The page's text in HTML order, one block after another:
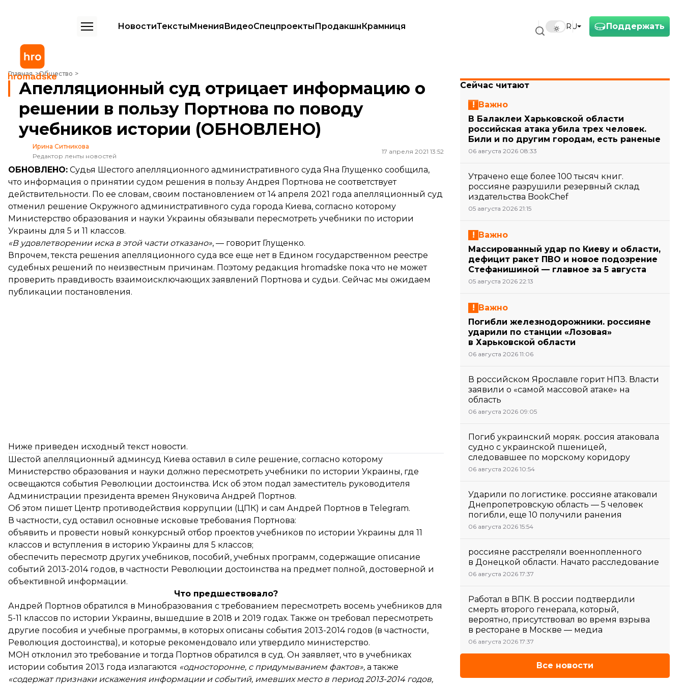
Поддержать
RU
НовостиТекстыМненияВидеоСпецпроектыПродакшнКрамниця
Главная Общество
Апелляционный суд отрицает информацию о решении в пользу Портнова по поводу учебников истории (ОБНОВЛЕНО)
Апелляционный суд отрицает информацию о
решении в пользу Портнова по поводу
учебников истории (ОБНОВЛЕНО)
Ирина Ситникова
Редактор ленты новостей
17 апреля 2021 13:52
ОБНОВЛЕНО: Судья Шестого апелляционного административного суда Яна Глущенко сообщила,
что информация о принятии судом решения в пользу Андрея Портнова не соответствует
действительности. По ее словам, своим постановлением от 14 апреля 2021 года апелляционный суд
отменил решение Окружного административного суда города Киева, согласно которому
Министерство образования и науки Украины обязывали пересмотреть учебники по истории
Украины для 5 и 11 классов.
«В удовлетворении иска в этой части отказано», — говорит Глущенко.
Впрочем, текста решения апелляционного суда все еще нет в Едином государственном реестре
судебных решений по неизвестным причинам. Поэтому редакция hromadske пока что не может
проверить правдивость взаимоисключающих заявлений Портнова и судьи. Сейчас мы ожидаем
публикации постановления.
Ниже приведен исходный текст новости.
Шестой апелляционный админсуд Киева оставил в силе решение, согласно которому
Министерство образования и науки должно пересмотреть учебники по истории Украины, где
освещаются события Революции достоинства. Иск об этом подал заместитель руководителя
Администрации президента времен Януковича Андрей Портнов.
Об этом пишетЦентр противодействия коррупции (ЦПК) и сам Андрей Портнов в Telegram.
В частности, суд оставил основные исковые требования Портнова:
объявить и провести новый конкурсный отбор проектов учебников по истории Украины для 11
классов и вступления в историю Украины для 5 классов;
обеспечить пересмотр других учебников, пособий, учебных программ, содержащие описание
событий 2013-2014 годов, в частности Революции достоинства на предмет полной, достоверной и
объективной информации.
Что предшествовало?
Андрей Портнов обратился в Минобразования с требованием пересмотреть восемь учебников для
5-11 классов по истории Украины, вышедшие в 2018 и 2019 годах. Также он требовал пересмотреть
другие пособия и учебные программы, в которых описаны события 2013-2014 годов (в частности,
Революция достоинства), и которые рекомендовало или утвердило министерство.
МОН отклонил это требование и тогда Портнов обратился в суд. Он заявляет, что в учебниках
истории события 2013 года излагаются «односторонне, с придумыванием фактов», а также
«содержат признаки искажения информации и событий, имевших место в период 2013-2014 годов,
Сейчас читают
Важно
В Балаклеи Харьковской области
российская атака убила трех человек.
Били и по другим городам, есть раненые
06 августа 2026 08:33
Утрачено еще более 100 тысяч книг.
россияне разрушили резервный склад
издательства BookChef
05 августа 2026 21:15
Важно
Массированный удар по Киеву и области,
дефицит ракет ПВО и новое подозрение
Стефанишиной — главное за 5 августа
05 августа 2026 22:13
Важно
Погибли железнодорожники. россияне
ударили по станции «Лозовая»
в Харьковской области
06 августа 2026 11:06
В российском Ярославле горит НПЗ. Власти
заявили о «самой массовой атаке» на
область
06 августа 2026 09:05
Погиб украинский моряк. россия атаковала
судно с украинской пшеницей,
следовавшее по морскому коридору
06 августа 2026 10:54
Ударили по логистике. россияне атаковали
Днепропетровскую область — 5 человек
погибли, еще 10 получили ранения
06 августа 2026 15:54
россияне расстреляли военнопленного
в Донецкой области. Начато расследование
06 августа 2026 17:37
Работал в ВПК. В россии подтвердили
смерть второго генерала, который,
вероятно, присутствовал во время взрыва
в ресторане в Москве — медиа
06 августа 2026 17:37
Все новости